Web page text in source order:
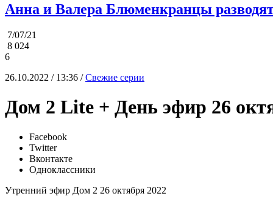
Анна и Валера Блюменкранцы
7/07/21
8 024
6
26.10.2022 / 13:36 /Свежие серии
Дом 2 Lite + День эфир 26
Facebook
Twitter
Вконтакте
Одноклассники
Утренний эфир Дом 2 26 октября 2022